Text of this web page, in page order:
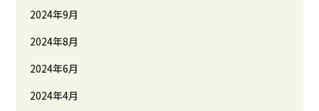
2024年9月
2024年8月
2024年6月
2024年4月